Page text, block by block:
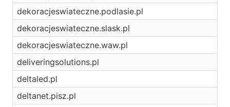
dekoracjeswiateczne.podlasie.pl
dekoracjeswiateczne.slask.pl
dekoracjeswiateczne.waw.pl
deliveringsolutions.pl
deltaled.pl
deltanet.pisz.pl